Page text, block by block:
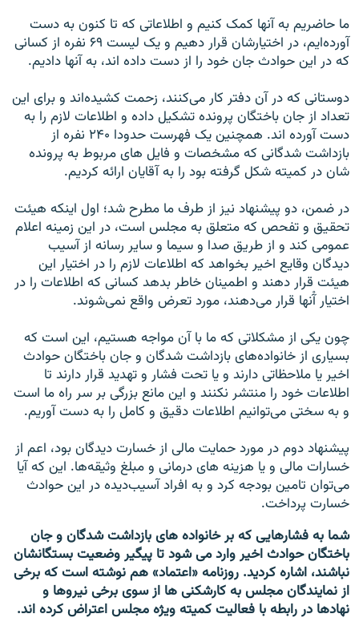
ما حاضريم به آنها کمک کنيم و اطلاعاتی که تا کنون به دست
آورده‌ايم، در اختيارشان قرار دهيم و يک ليست ۶۹ نفره از کسانی
که در اين حوادث جان خود را از دست داده اند، به آنها داديم.
دوستانی که در آن دفتر کار می‌کنند، زحمت کشيده‌اند و برای اين
تعداد از جان باختگان پرونده تشکيل داده و اطلاعات لازم را به
دست آورده اند. همچنين يک فهرست حدودا ۲۴۰ نفره از
بازداشت شدگانی که مشخصات و فايل های مربوط به پرونده
شان در کميته شکل گرفته بود را به آقايان ارائه کرديم.
در ضمن، دو پيشنهاد نيز از طرف ما مطرح شد؛ اول اينکه هيئت
تحقيق و تفحص که متعلق به مجلس است، در اين زمينه اعلام
عمومی کند و از طريق صدا و سيما و ساير رسانه از آسيب
ديدگان وقايع اخير بخواهد که اطلاعات لازم را در اختيار اين
هيئت قرار دهند و اطمينان خاطر بدهد کسانی که اطلاعات را در
اختيار آْنها قرار می‌دهند، مورد تعرض واقع نمی‌شوند.
چون يکی از مشکلاتی که ما با آن مواجه هستيم، اين است که
بسياری از خانواده‌های بازداشت شدگان و جان باختگان حوادث
اخير يا ملاحظاتی دارند و يا تحت فشار و تهديد قرار دارند تا
اطلاعات خود را منتشر نکنند و اين مانع بزرگی بر سر راه ما است
و به سختی می‌توانيم اطلاعات دقيق و کامل را به دست آوريم.
پيشنهاد دوم در مورد حمايت مالی از خسارت ديدگان بود، اعم از
خسارات مالی و يا هزينه های درمانی و مبلغ وثيقه‌ها. اين که آيا
می‌توان تامين بودجه کرد و به افراد آسيب‌ديده در اين حوادث
خسارت پرداخت.
شما به فشارهايی که بر خانواده های بازداشت شدگان و جان
باختگان حوادث اخير وارد می شود تا پيگير وضعيت بستگانشان
نباشند، اشاره کرديد. روزنامه «اعتماد» هم نوشته است که برخی
از نمايندگان مجلس به کارشکنی ها از سوی برخی نيروها و
نهادها در رابطه با فعاليت کميته ويژه مجلس اعتراض کرده اند.